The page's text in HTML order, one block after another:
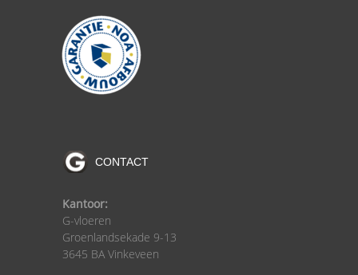
CONTACT
Kantoor:
G-vloeren
Groenlandsekade 9-13
3645 BA Vinkeveen